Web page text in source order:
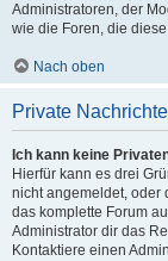
Administratoren, der
wie die Foren, die
Nach oben
Private
Ich kann keine
Hierfür kann es drei
nicht angemeldet, oder
das komplette Forum
Administrator dir das
Kontaktiere einen